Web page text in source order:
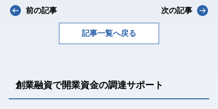
前の記事
記事一覧へ戻る
次の記事
創業融資で開業資金の調達サポート